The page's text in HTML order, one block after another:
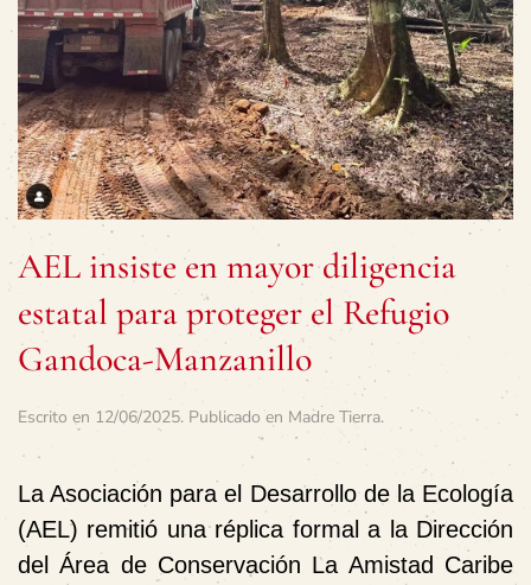
AEL insiste en mayor diligencia
estatal para proteger el Refugio
Gandoca-Manzanillo
Escrito en 12/06/2025. Publicado en Madre Tierra.
La Asociación para el Desarrollo de la Ecología
(AEL) remitió una réplica formal a la Dirección
del Área de Conservación La Amistad Caribe